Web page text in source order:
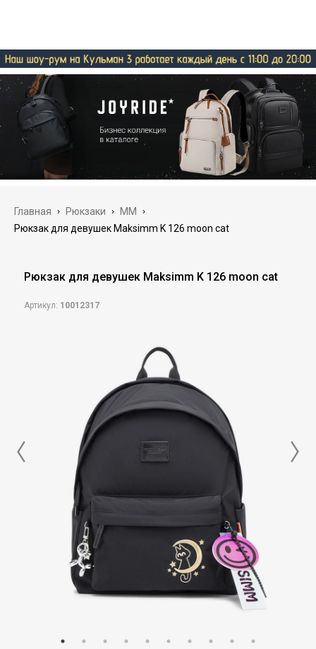
Главная › Рюкзаки › MM ›
Рюкзак для девушек Maksimm K 126 moon cat
Рюкзак для девушек Maksimm K 126 moon cat
Артикул: 10012317